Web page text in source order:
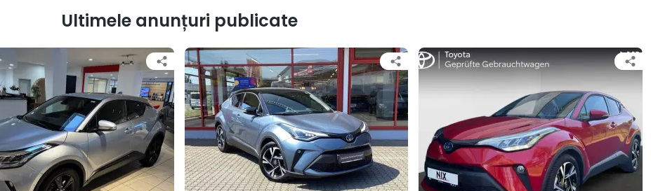
Ultimele anunțuri publicate